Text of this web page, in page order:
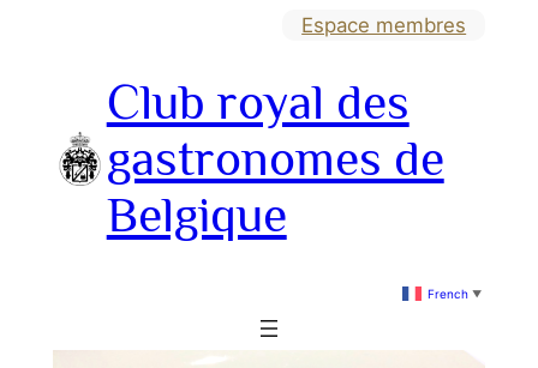
Espace membres
Club royal des
gastronomes de
Belgique
French ▼